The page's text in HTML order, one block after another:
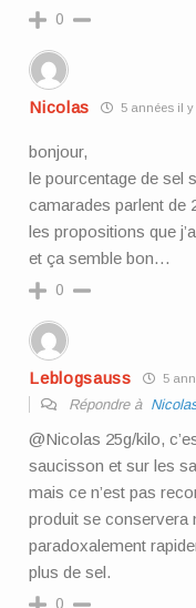
0
Nicolas 5 années il y
bonjour,
le pourcentage de sel
camarades parlent de
les propositions que
et ça semble bon…
0
Leblogsauss 5
Répondre à
@Nicolas 25g/kilo,
saucisson et sur les
mais ce n’est pas
produit se conservera
paradoxalement
plus de sel.
0